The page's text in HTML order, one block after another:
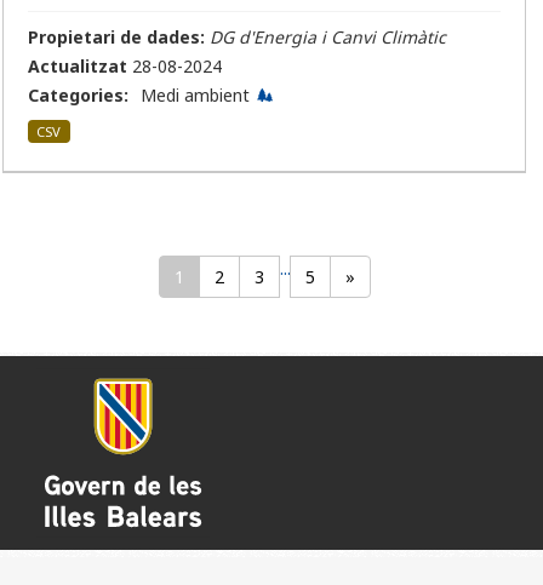
Propietari de dades: DG d'Energia i Canvi Climàtic
Actualitzat 28-08-2024
Categories:
Medi ambient
CSV
1 2 3 ... 5 »